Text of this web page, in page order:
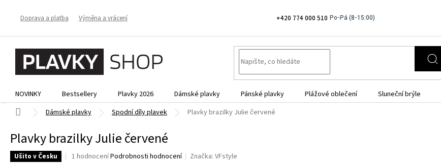
+420 774 000 510
Doprava a platba Výměna a vrácení
NOVINKY Bestsellery Plavky 2026 Dámské plavky Pánské plavky Plážové oblečení Sluneční brýle
Domů
Dámské plavky Spodní díly plavek Plavky brazilky Julie červené
Plavky brazilky Julie červené
Ušito v Česku
Průměrné
1 hodnoceníPodrobnosti hodnocení Značka:VFstyle